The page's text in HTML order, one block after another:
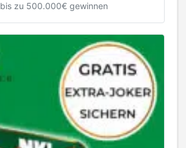
bis zu 500.000€ gewinnen